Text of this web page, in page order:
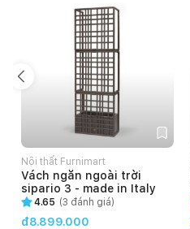
Nội thất Furnimart
Vách ngăn ngoài trời
sipario 3 - made in Italy
4.65 (3 đánh giá)
đ8.899.000